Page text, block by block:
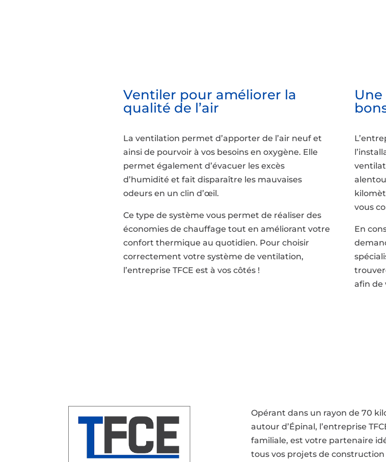
Ventiler pour améliorer la
qualité de l’air
La ventilation permet d’apporter de l’air neuf et
ainsi de pourvoir à vos besoins en oxygène. Elle
permet également d’évacuer les excès
d’humidité et fait disparaître les mauvaises
odeurs en un clin d’œil.
Ce type de système vous permet de réaliser des
économies de chauffage tout en améliorant votre
confort thermique au quotidien. Pour choisir
correctement votre système de ventilation,
l’entreprise TFCE est à vos côtés !
vous
En
afin de
Opérant dans un rayon de 70
autour d’Épinal, l’entreprise
familiale, est votre partenaire
tous vos projets de construction